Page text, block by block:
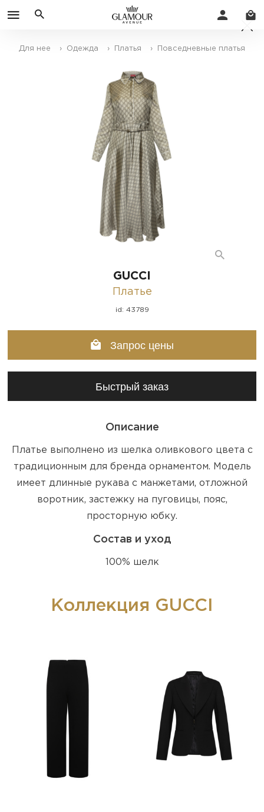
Для нее › Одежда › Платья › Повседневные платья
GUCCI
Платье
id: 43789
Запрос цены
Быстрый заказ
Описание
Платье выполнено из шелка оливкового цвета с
традиционным для бренда орнаментом. Модель
имеет длинные рукава с манжетами, отложной
воротник, застежку на пуговицы, пояс,
просторную юбку.
Состав и уход
100% шелк
Коллекция GUCCI